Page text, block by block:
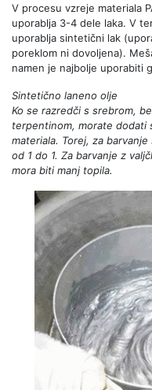
V procesu vzreje materiala
uporablja 3-4 dele laka. V
uporablja sintetični lak
poreklom ni dovoljena).
namen je najbolje uporabiti
Sintetično laneno olje
Ko se razredči s srebrom,
terpentinom, morate dodati
materiala. Torej, za
od 1 do 1. Za barvanje z
mora biti manj topila.